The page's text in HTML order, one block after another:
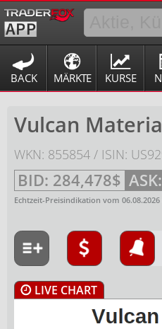
BACK MÄRKTE KURSE
Vulcan
WKN: 855854 / ISIN:
BID: 284,478$ ASK:
Echtzeit-Preisindikation vom 06.08.2026
LIVE CHART